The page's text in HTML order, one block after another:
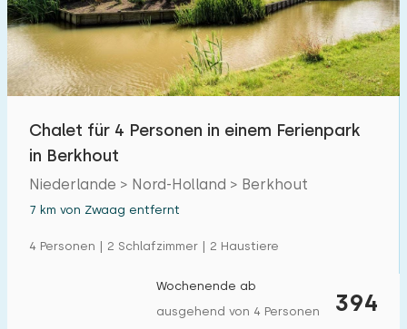
Chalet für 4 Personen in einem Ferienpark
in Berkhout
Niederlande > Nord-Holland > Berkhout
7 km von Zwaag entfernt
4 Personen | 2 Schlafzimmer | 2 Haustiere
394
Wochenende ab
ausgehend von 4 Personen